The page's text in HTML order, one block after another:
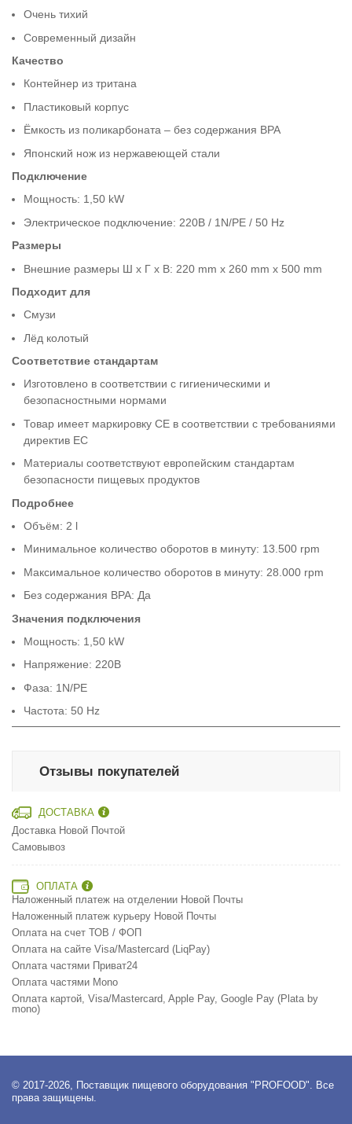
Очень тихий
Современный дизайн
Качество
Контейнер из тритана
Пластиковый корпус
Ёмкость из поликарбоната – без содержания BPA
Японский нож из нержавеющей стали
Подключение
Мощность: 1,50 kW
Электрическое подключение: 220В / 1N/PE / 50 Hz
Размеры
Внешние размеры Ш x Г x В: 220 mm x 260 mm x 500 mm
Подходит для
Смузи
Лёд колотый
Соответствие стандартам
Изготовлено в соответствии с гигиеническими и
безопасностными нормами
Товар имеет маркировку CE в соответствии с требованиями
директив ЕС
Материалы соответствуют европейским стандартам
безопасности пищевых продуктов
Подробнее
Объём: 2 l
Минимальное количество оборотов в минуту: 13.500 rpm
Максимальное количество оборотов в минуту: 28.000 rpm
Без содержания BPA: Да
Значения подключения
Мощность: 1,50 kW
Напряжение: 220В
Фаза: 1N/PE
Частота: 50 Hz
Отзывы покупателей
ДОСТАВКА
Доставка Новой Почтой
Самовывоз
ОПЛАТА
Наложенный платеж на отделении Новой Почты
Наложенный платеж курьеру Новой Почты
Оплата на счет ТОВ / ФОП
Оплата на сайте Visa/Mastercard (LiqPay)
Оплата частями Приват24
Оплата частями Mono
Оплата картой, Visa/Mastercard, Apple Pay, Google Pay (Plata by
mono)
© 2017-2026, Поставщик пищевого оборудования "PROFOOD". Все
права защищены.